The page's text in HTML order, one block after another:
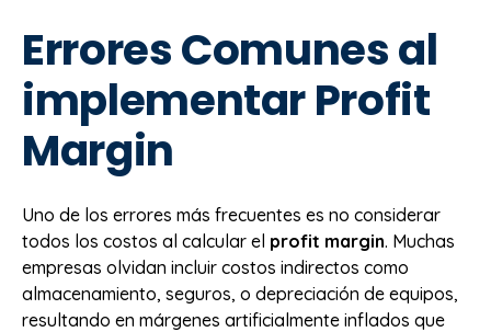
Errores Comunes al
implementar Profit
Margin
Uno de los errores más frecuentes es no considerar
todos los costos al calcular el profit margin. Muchas
empresas olvidan incluir costos indirectos como
almacenamiento, seguros, o depreciación de equipos,
resultando en márgenes artificialmente inflados que